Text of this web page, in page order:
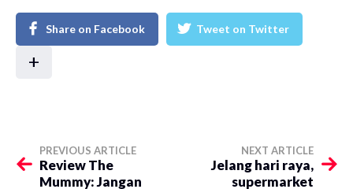
Share on Facebook Tweet on Twitter
+
PREVIOUS ARTICLE
Review The
Mummy: Jangan
NEXT ARTICLE
Jelang hari raya,
supermarket